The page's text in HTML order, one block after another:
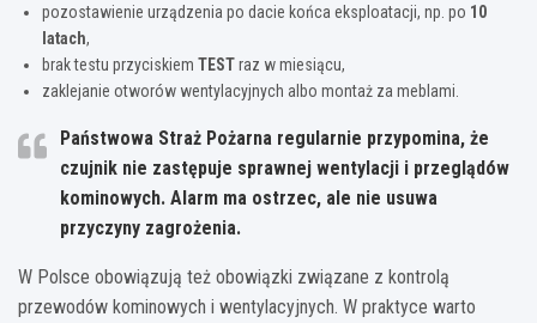
pozostawienie urządzenia po dacie końca eksploatacji, np. po 10
latach,
brak testu przyciskiem TESTraz w miesiącu,
zaklejanie otworów wentylacyjnych albo montaż za meblami.
Państwowa Straż Pożarna regularnie przypomina, że
czujnik nie zastępuje sprawnej wentylacji i przeglądów
kominowych. Alarm ma ostrzec, ale nie usuwa
przyczyny zagrożenia.
W Polsce obowiązują też obowiązki związane z kontrolą
przewodów kominowych i wentylacyjnych. W praktyce warto